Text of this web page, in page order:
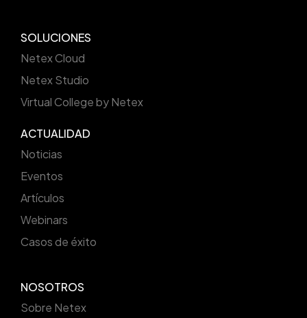
SOLUCIONES
Netex Cloud
Netex Studio
Virtual College by Netex
ACTUALIDAD
Noticias
Eventos
Artículos
Webinars
Casos de éxito
NOSOTROS
Sobre Netex